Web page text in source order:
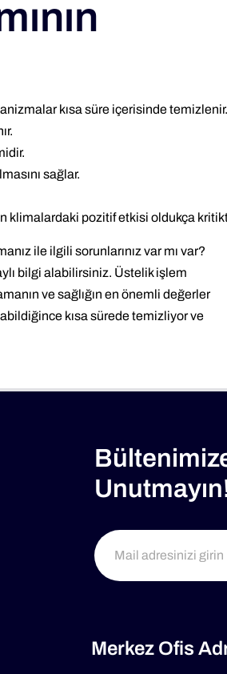
kısa süre içerisinde temizlenir.
sağlar.
klimalardaki pozitif etkisi oldukça
ile ilgili sorunlarınız var mı var?
bilgi alabilirsiniz. Üstelik işlem
ve sağlığın en önemli değerler
kısa sürede temizliyor ve
Merkez Ofis